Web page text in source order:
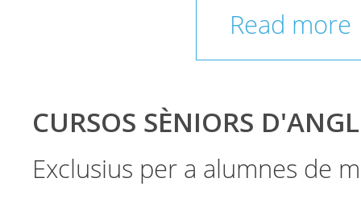
Read more
CURSOS SÈNIORS
Exclusius per a alumnes de